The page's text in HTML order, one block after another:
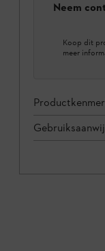
Neem
Koop dit
meer